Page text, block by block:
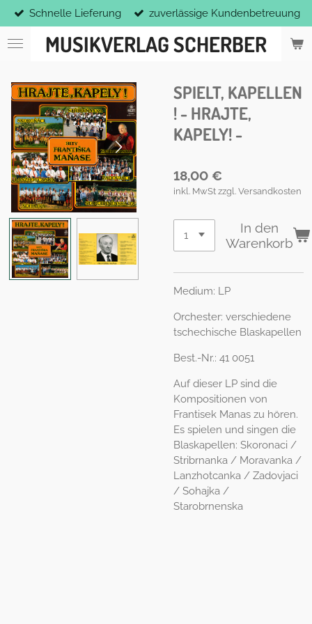
Zum
Hauptinhalt
springenMUSIKVERLAG SCHERBER
Schnelle Lieferung zuverlässige Kundenbetreuung
SPIELT, KAPELLEN
! - HRAJTE,
KAPELY! -
18,00 €
inkl. MwSt zzgl. Versandkosten
In den
Warenkorb
Medium: LP
Orchester: verschiedene
tschechische Blaskapellen
Best.-Nr.: 41 0051
Auf dieser LP sind die
Kompositionen von
Frantisek Manas zu hören.
Es spielen und singen die
Blaskapellen: Skoronaci /
Stribrnanka / Moravanka /
Lanzhotcanka / Zadovjaci
/ Sohajka /
Starobrnenska